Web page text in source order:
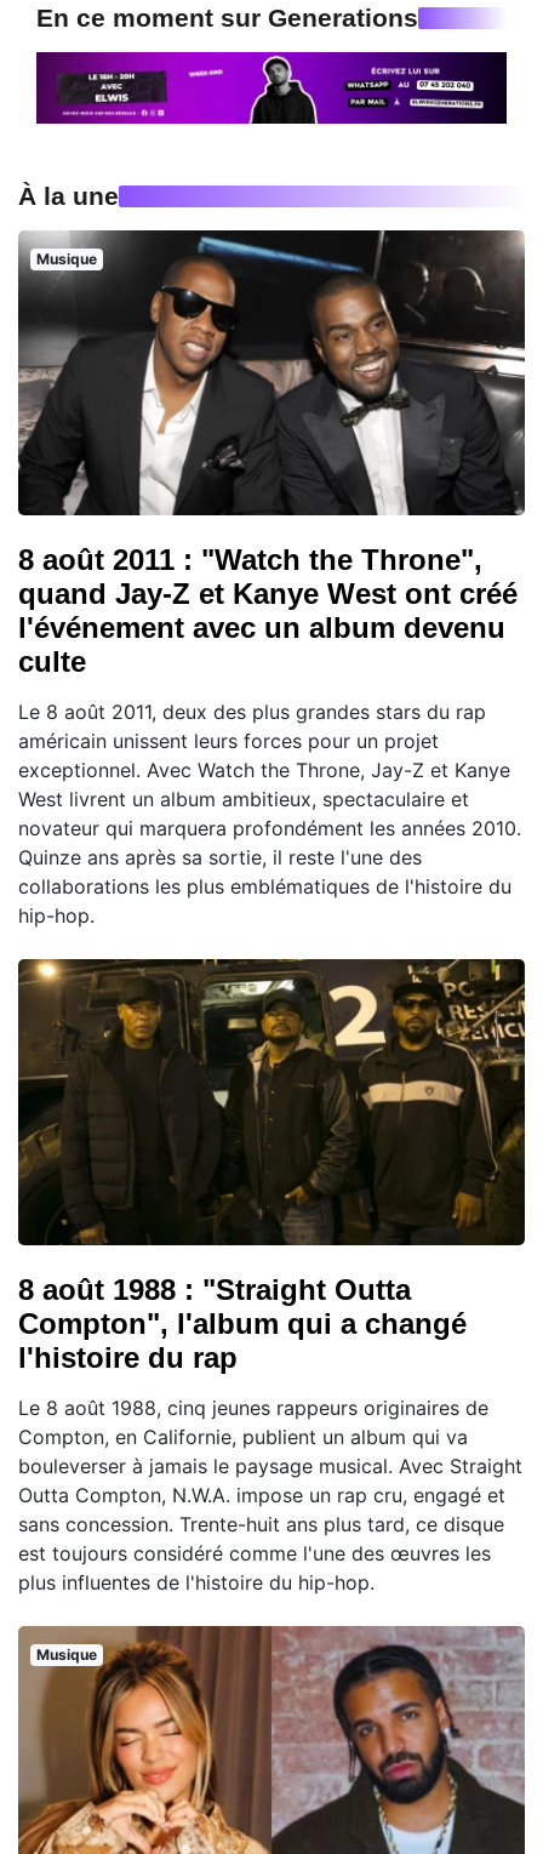
En ce moment sur Generations
À la une
Musique
8 août 2011 : "Watch the Throne",
quand Jay-Z et Kanye West ont créé
l'événement avec un album devenu
culte
Le 8 août 2011, deux des plus grandes stars du rap
américain unissent leurs forces pour un projet
exceptionnel. Avec Watch the Throne, Jay-Z et Kanye
West livrent un album ambitieux, spectaculaire et
novateur qui marquera profondément les années 2010.
Quinze ans après sa sortie, il reste l'une des
collaborations les plus emblématiques de l'histoire du
hip-hop.
8 août 1988 : "Straight Outta
Compton", l'album qui a changé
l'histoire du rap
Le 8 août 1988, cinq jeunes rappeurs originaires de
Compton, en Californie, publient un album qui va
bouleverser à jamais le paysage musical. Avec Straight
Outta Compton, N.W.A. impose un rap cru, engagé et
sans concession. Trente-huit ans plus tard, ce disque
est toujours considéré comme l'une des œuvres les
plus influentes de l'histoire du hip-hop.
Musique